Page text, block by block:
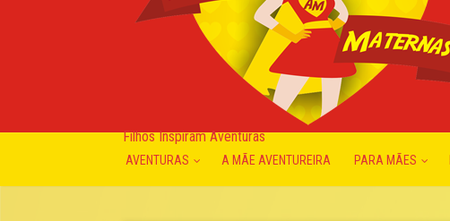
Filhos Inspiram Aventuras
AVENTURAS A MÃE AVENTUREIRA PARA MÃES